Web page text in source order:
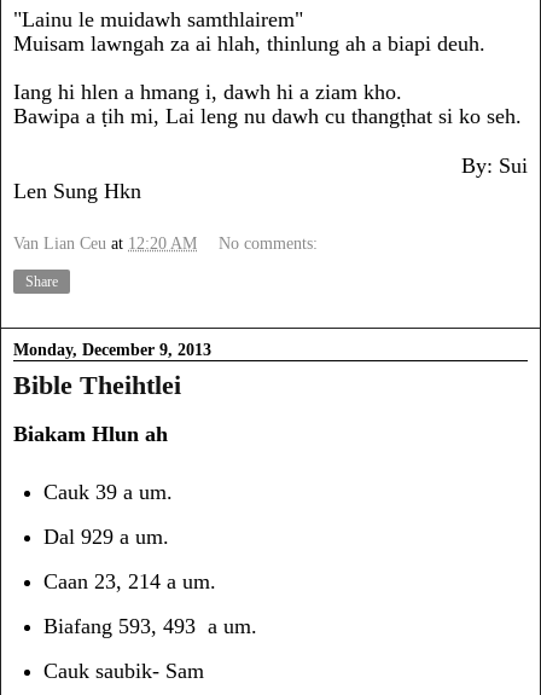
"Lainu le muidawh samthlairem"
Muisam lawngah za ai hlah, thinlung ah a biapi deuh.
Iang hi hlen a hmang i, dawh hi a ziam kho.
Bawipa a ṭih mi, Lai leng nu dawh cu thangṭhat si ko seh.
By: Sui
Len Sung Hkn
Van Lian Ceu at 12:20 AM No comments:
Share
Monday, December 9, 2013
Bible Theihtlei
Biakam Hlun ah
Cauk 39 a um.
Dal 929 a um.
Caan 23, 214 a um.
Biafang 593, 493 a um.
Cauk saubik- Sam